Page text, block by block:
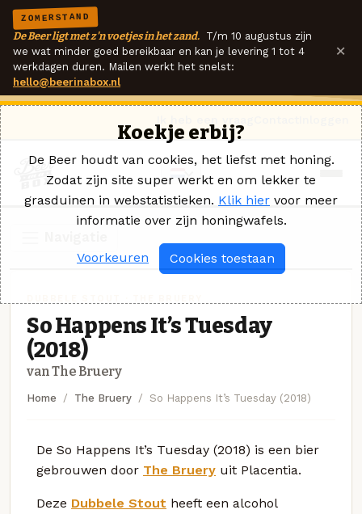
ZOMERSTAND
De Beer ligt met z'n voetjes in het zand. T/m 10 augustus zijn
we wat minder goed bereikbaar en kan je levering 1 tot 4
werkdagen duren. Mailen werkt het snelst:
hello@beerinabox.nl
×
So Happens It’s Tuesday
(2018)
van The Bruery
Home The Bruery So Happens It’s Tuesday (2018)
De So Happens It’s Tuesday (2018) is een bier
gebrouwen door The Bruery uit Placentia.
Deze Dubbele Stout heeft een alcohol
Koekje erbij?
De Beer houdt van cookies, het liefst met honing.
Zodat zijn site super werkt en om lekker te
grasduinen in webstatistieken. Klik hier voor meer
informatie over zijn honingwafels.
Voorkeuren Cookies toestaan